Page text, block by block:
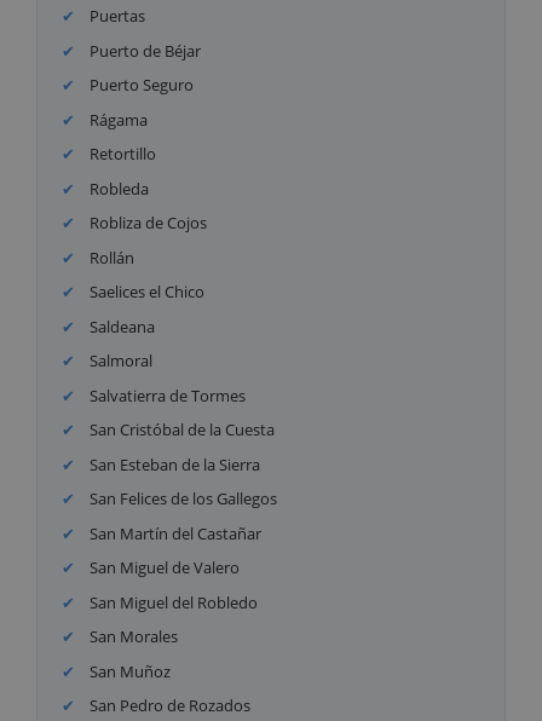
Puertas
Puerto de Béjar
Puerto Seguro
Rágama
Retortillo
Robleda
Robliza de Cojos
Rollán
Saelices el Chico
Saldeana
Salmoral
Salvatierra de Tormes
San Cristóbal de la Cuesta
San Esteban de la Sierra
San Felices de los Gallegos
San Martín del Castañar
San Miguel de Valero
San Miguel del Robledo
San Morales
San Muñoz
San Pedro de Rozados